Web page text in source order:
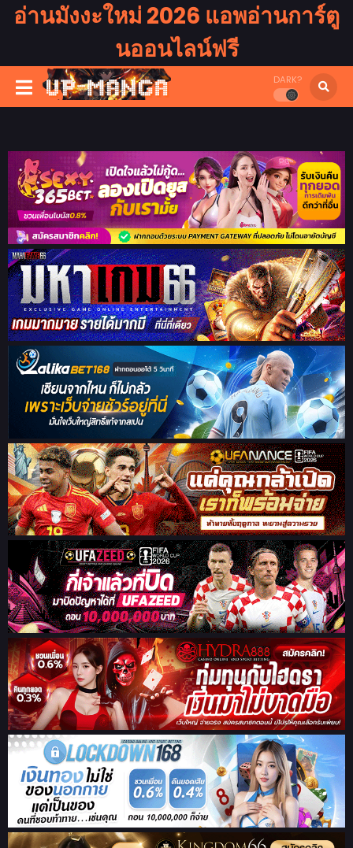
อ่านมังงะใหม่ 2026 แอพอ่านการ์ตู
นออนไลน์ฟรี
DARK?